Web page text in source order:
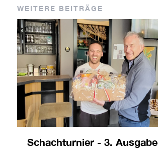
WEITERE BEITRÄGE
Schachturnier - 3. Ausgabe